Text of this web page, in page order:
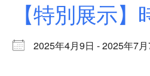
【特別展示
2025年4月9日 - 2025年7